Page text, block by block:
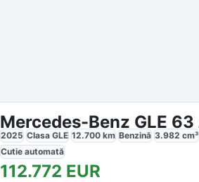
2025 Clasa GLE 12.700 km Benzină 3.982 cm³
Cutieautomată
112.772 EUR